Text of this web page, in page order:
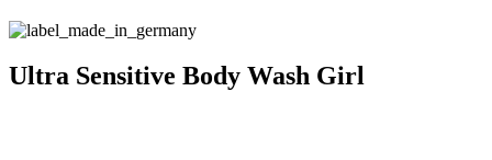
Ultra Sensitive Body Wash Girl